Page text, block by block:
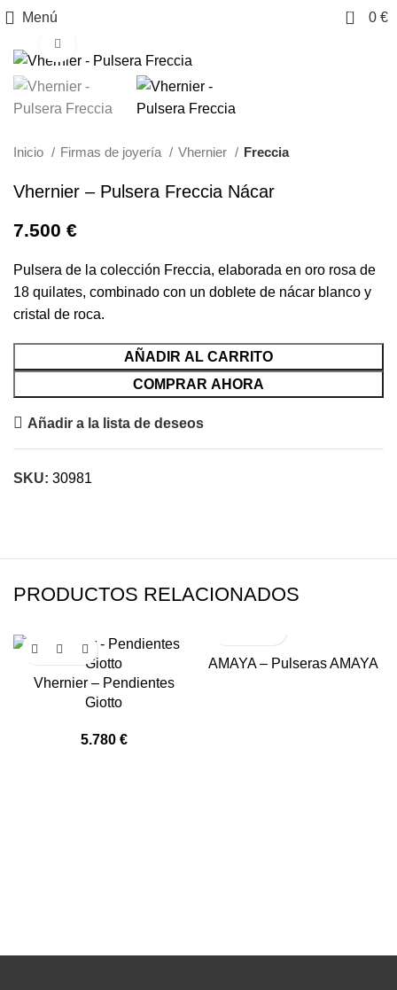
Menú 0 0 €
Inicio Firmas de joyería Vhernier Freccia
Vhernier – Pulsera Freccia Nácar
7.500 €
Pulsera de la colección Freccia, elaborada en oro rosa de
18 quilates, combinado con un doblete de nácar blanco y
cristal de roca.
AÑADIR AL CARRITO
COMPRAR AHORA
Añadir a la lista de deseos
SKU: 30981
PRODUCTOS RELACIONADOS
Vhernier – Pendientes
Giotto
5.780 €
AMAYA – Pulseras AMAYA